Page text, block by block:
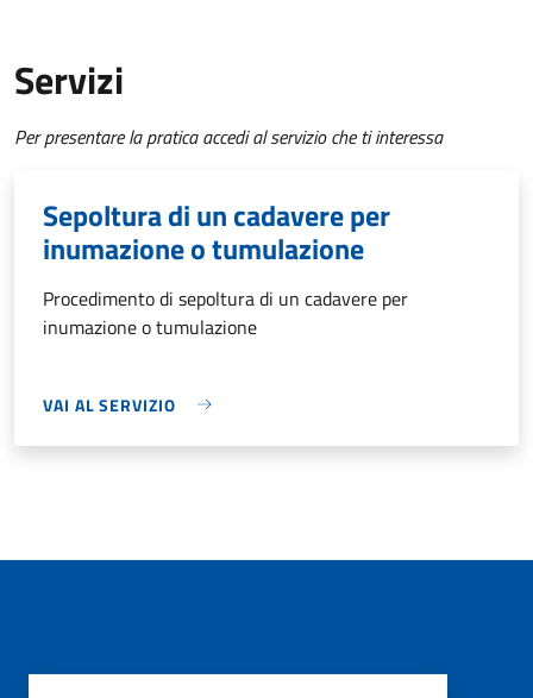
Servizi
Per presentare la pratica accedi al servizio che ti interessa
Sepoltura di un cadavere per
inumazione o tumulazione
Procedimento di sepoltura di un cadavere per
inumazione o tumulazione
VAI AL SERVIZIO